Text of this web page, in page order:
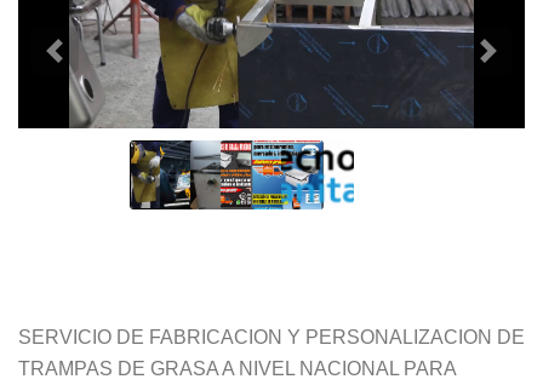
SERVICIO DE FABRICACION Y PERSONALIZACION DE
TRAMPAS DE GRASA A NIVEL NACIONAL PARA